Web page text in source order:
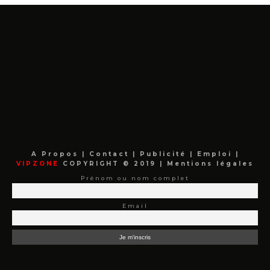
A Propos Contact Publicité Emploi
VIPZONE
COPYRIGHT © 2019 | Mentions légales
Prénom ou nom complet
Email